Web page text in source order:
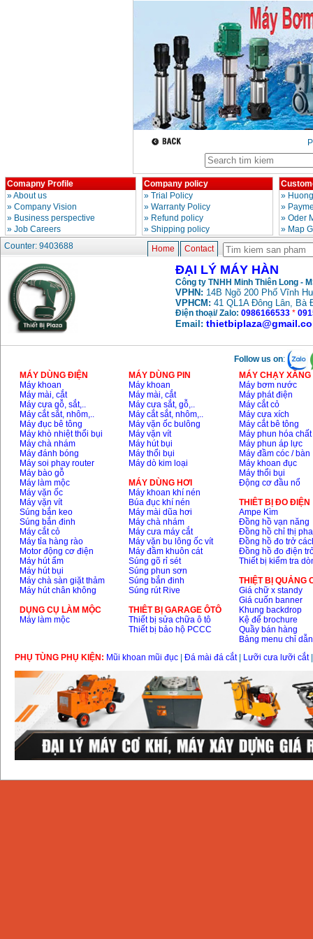
Comapny Profile
»About us
» Company Vision
» Business perspective
» Job Careers
Company policy
» Trial Policy
» Warranty Policy
» Refund policy
» Shipping policy
»
»
» Oder
» Map
Counter: 9403688
Home Contact
ĐẠI LÝ MÁY HÀN
Công ty TNHH Minh Thiên Long -
VPHN: 14B Ngõ 200 Phố Vĩnh
VPHCM: 41 QL1A Đông Lân, Bà
Điện thoại/ Zalo: 0986166533 *
Email:
Follow us on:
MÁY DÙNG ĐIỆN
Máy khoan
Máy mài, cắt
Máy cưa gỗ, sắt,..
Máy cắt sắt, nhôm,..
Máy đục bê tông
Máy khò nhiệt thổi bụi
Máy chà nhám
Máy đánh bóng
Máy soi phay router
Máy bào gỗ
Máy làm mộc
Máy vặn ốc
Máy vặn vít
Súng bắn keo
Súng bắn đinh
Máy cắt cỏ
Máy tỉa hàng rào
Motor động cơ điện
Máy hút ẩm
Máy hút bụi
Máy chà sàn giặt thảm
Máy hút chân không
DỤNG CỤ LÀM MỘC
Máy làm mộc
MÁY DÙNG PIN
Máy khoan
Máy mài, cắt
Máy cưa sắt, gỗ,..
Máy cắt sắt, nhôm,..
Máy vặn ốc bulông
Máy vặn vít
Máy hút bụi
Máy thổi bụi
Máy dò kim loại
MÁY DÙNG HƠI
Máy khoan khí nén
Búa đục khí nén
Máy mài dũa hơi
Máy chà nhám
Máy cưa máy cắt
Máy vặn bu lông ốc vít
Máy đầm khuôn cát
Súng gõ rỉ sét
Súng phun sơn
Súng bắn đinh
Súng rút Rive
THIÊT BỊ GARAGE ÔTÔ
Thiết bị sửa chữa ô tô
Thiết bị bảo hộ PCCC
MÁY CHẠY
Máy bơm nước
Máy phát điện
Máy cắt cỏ
Máy cưa xích
Máy cắt bê tông
Máy phun hóa chất
Máy phun áp lực
Máy đầm cóc / bàn
Máy khoan đục
Máy thổi bụi
Động cơ đầu nổ
THIÊT BỊ ĐO ĐIỆN
Ampe Kìm
Đồng hồ vạn năng
Đồng hồ chỉ thị pha
Đồng hồ đo trở
Đồng hồ đo điện
Thiết bị kiểm tra
THIỆT BỊ QUẢNG
Giá chữ x standy
Giá cuốn banner
Khung backdrop
Kệ để brochure
Quầy bán hàng
Bảng menu chỉ dẫn
PHỤ TÙNG PHỤ KIỆN: Mũi khoan mũi đục Đá mài đá cắt| Lưỡi cưa lưỡi cắt